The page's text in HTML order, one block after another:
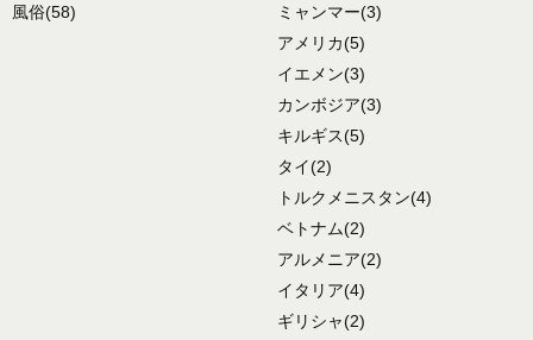
風俗(58)
ミャンマー(3)
アメリカ(5)
イエメン(3)
カンボジア(3)
キルギス(5)
タイ(2)
トルクメニスタン(4)
ベトナム(2)
アルメニア(2)
イタリア(4)
ギリシャ(2)